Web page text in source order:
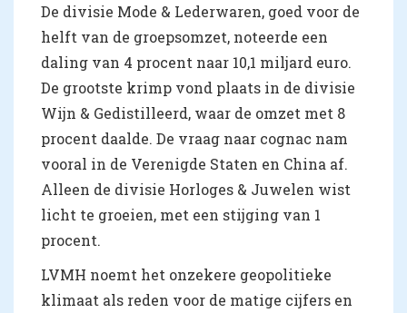
De divisie Mode & Lederwaren, goed voor de
helft van de groepsomzet, noteerde een
daling van 4 procent naar 10,1 miljard euro.
De grootste krimp vond plaats in de divisie
Wijn & Gedistilleerd, waar de omzet met 8
procent daalde. De vraag naar cognac nam
vooral in de Verenigde Staten en China af.
Alleen de divisie Horloges & Juwelen wist
licht te groeien, met een stijging van 1
procent.
LVMH noemt het onzekere geopolitieke
klimaat als reden voor de matige cijfers en